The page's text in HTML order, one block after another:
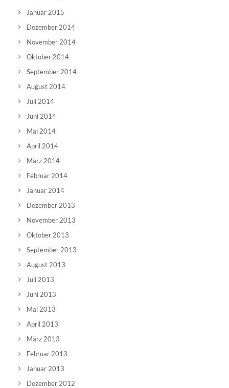
Januar 2015
Dezember 2014
November 2014
Oktober 2014
September 2014
August 2014
Juli 2014
Juni 2014
Mai 2014
April 2014
März 2014
Februar 2014
Januar 2014
Dezember 2013
November 2013
Oktober 2013
September 2013
August 2013
Juli 2013
Juni 2013
Mai 2013
April 2013
März 2013
Februar 2013
Januar 2013
Dezember 2012